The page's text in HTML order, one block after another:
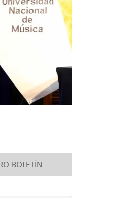
BOLETÍN